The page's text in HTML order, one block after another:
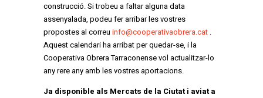
construcció. Si trobeu a faltar alguna data
assenyalada, podeu fer arribar les vostres
propostes al correu info@cooperativaobrera.cat .
Aquest calendari ha arribat per quedar-se, i la
Cooperativa Obrera Tarraconense vol actualitzar-lo
any rere any amb les vostres aportacions.
Ja disponible als Mercats de la Ciutat i aviat a